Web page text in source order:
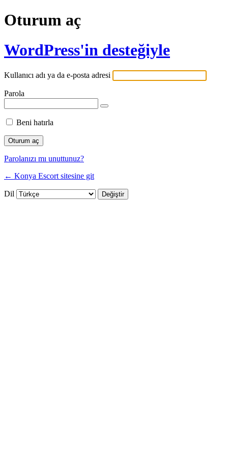
Oturum aç
WordPress'in desteğiyle
Kullanıcı adı ya da e-posta adresi
Parola
Beni hatırla
Parolanızı mı unuttunuz?
← Konya Escort sitesine git
Dil